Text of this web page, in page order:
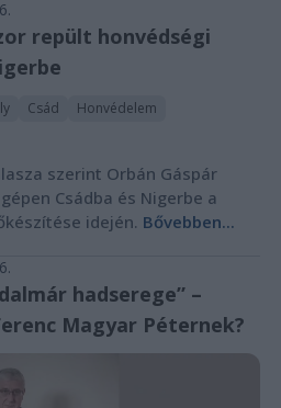
repült honvédségi
Csád
Honvédelem
szerint Orbán Gáspár
Csádba és Nigerbe a
idején. Bővebben...
hadserege” –
Magyar Péternek?